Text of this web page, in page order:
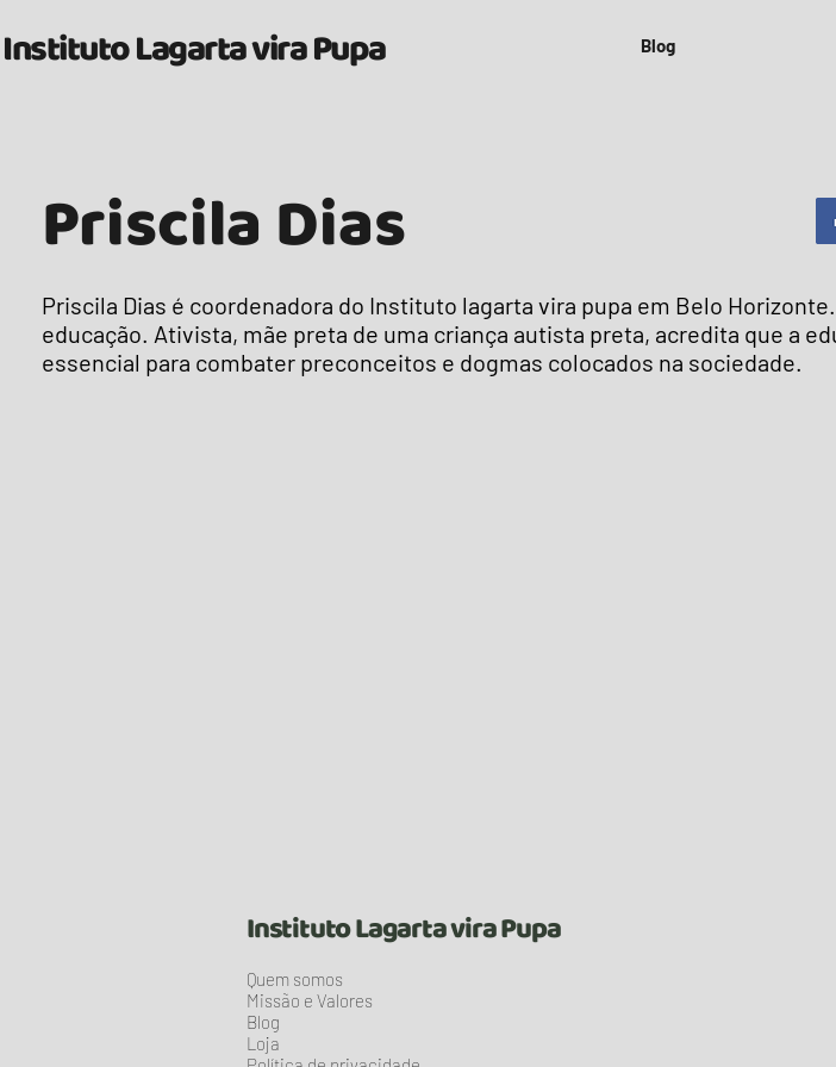
Instituto Lagarta vira Pupa Blog
Priscila Dias
Priscila Dias é coordenadora do Instituto lagarta vira pupa em Belo
educação. Ativista, mãe preta de uma criança autista preta, acredita que a
essencial para combater preconceitos e dogmas colocados na sociedade.
Instituto Lagarta vira Pupa
Quem somos
Missão e Valores
Blog
Loja